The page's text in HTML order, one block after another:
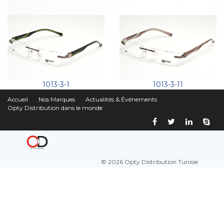
1013-3-1 1013-3-11
Accueil Nos Marques
Actualités & Événements
Opty Distribution dans le monde
© 2026 Opty Distribution Tunisie